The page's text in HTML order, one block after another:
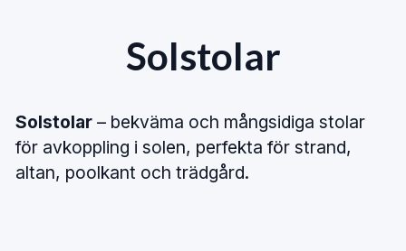
Solstolar
Solstolar – bekväma och mångsidiga stolar
för avkoppling i solen, perfekta för strand,
altan, poolkant och trädgård.